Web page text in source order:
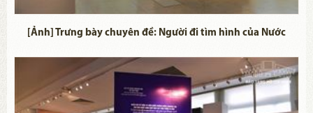
[Ảnh] Trưng bày chuyên đề: Người đi tìm hình của Nước